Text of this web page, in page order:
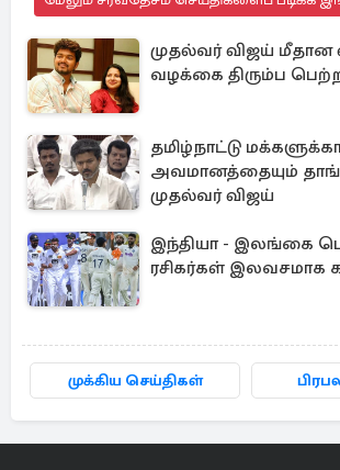
முதல்வர் விஜய் மீதான
வழக்கை திரும்ப
தமிழ்நாட்டு
அவமானத்தையும்
முதல்வர் விஜய்
இந்தியா - இலங்கை
ரசிகர்கள் இலவசமாக
முக்கிய செய்திகள்